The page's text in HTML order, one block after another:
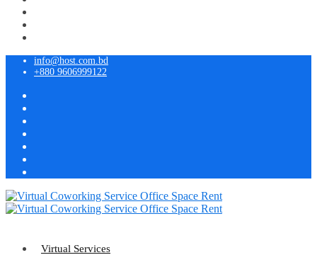
info@host.com.bd
+880 9606999122
Virtual Services